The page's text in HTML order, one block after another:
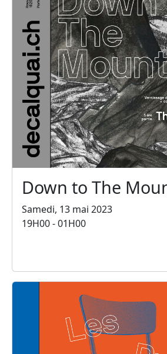
Down to The
Samedi, 13 mai 2023
19H00 - 01H00